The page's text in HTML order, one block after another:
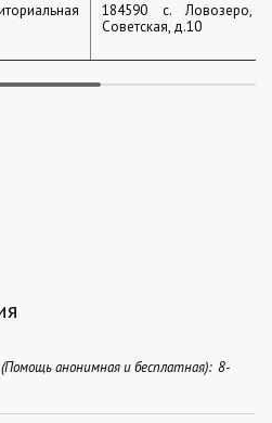
184590 с. Ловозеро,
Советская, д.10
анонимная и бесплатная): 8-